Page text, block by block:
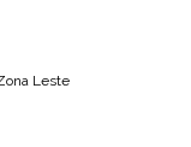
Leste